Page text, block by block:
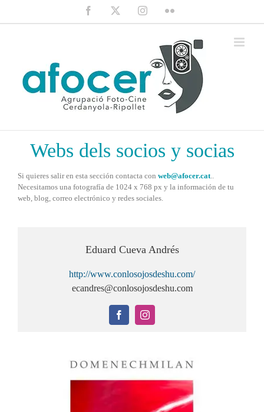
Facebook InstagramFlickr
Webs dels socios y socias
Si quieres salir en esta sección contacta con web@afocer.cat..
Necesitamos una fotografía de 1024 x 768 px y la información de tu
web, blog, correo electrónico y redes sociales.
Eduard Cueva Andrés
http://www.conlosojosdeshu.com/
ecandres@conlosojosdeshu.com